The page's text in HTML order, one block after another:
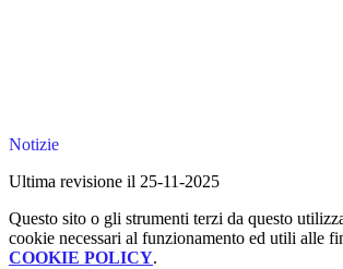
Notizie
Ultima revisione il 25-11-2025
Questo sito o gli strumenti terzi da questo
cookie necessari al funzionamento ed utili alle
COOKIE POLICY.